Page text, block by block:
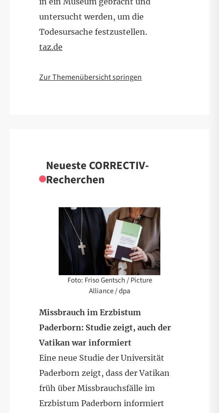
untersucht werden, um die
Todesursache festzustellen.
taz.de
Zur Themenübersicht springen
Neueste CORRECTIV-
Recherchen
Foto: Friso Gentsch / Picture
Alliance / dpa
Missbrauch im Erzbistum
Paderborn: Studie zeigt, auch der
Vatikan war informiert
Eine neue Studie der Universität
Paderborn zeigt, dass der Vatikan
früh über Missbrauchsfälle im
Erzbistum Paderborn informiert